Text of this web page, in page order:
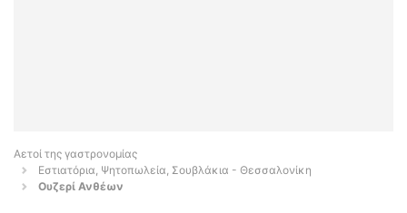
Αετοί της γαστρονομίας
Εστιατόρια, Ψητοπωλεία, Σουβλάκια - Θεσσαλονίκη
Ουζερί Ανθέων